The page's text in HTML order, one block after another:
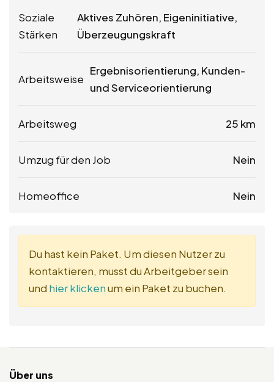
Soziale
Stärken
Aktives Zuhören, Eigeninitiative,
Überzeugungskraft
Arbeitsweise
Ergebnisorientierung, Kunden-
und Serviceorientierung
Arbeitsweg 25 km
Umzug für den Job Nein
Homeoffice Nein
Du hast kein Paket. Um diesen Nutzer zu
kontaktieren, musst du Arbeitgeber sein
und hier klickenum ein Paket zu buchen.
Über uns